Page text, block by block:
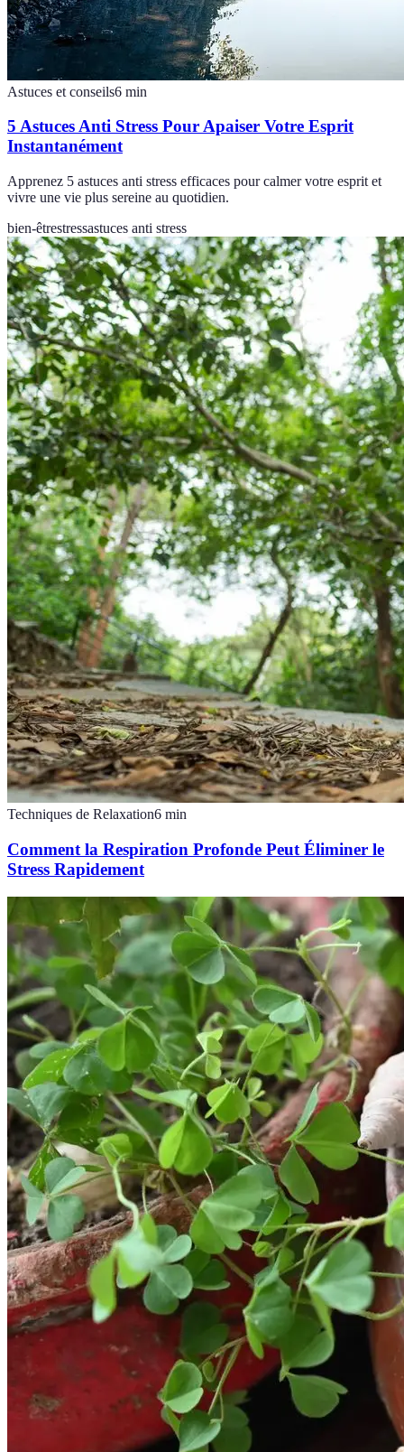
Astuces et conseils6 min
5 Astuces Anti Stress Pour Apaiser Votre Esprit
Instantanément
Apprenez 5 astuces anti stress efficaces pour calmer votre esprit et
vivre une vie plus sereine au quotidien.
bien-êtrestressastuces anti stress
Techniques de Relaxation6 min
Comment la Respiration Profonde Peut Éliminer le
Stress Rapidement